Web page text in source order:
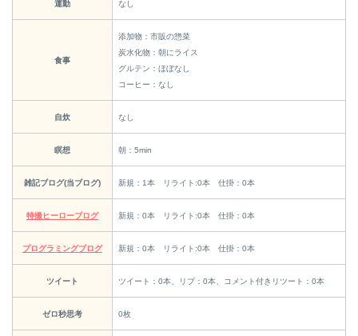
運動 なし
食事
添加物：市販の惣菜
炭水化物：朝にライス
グルテン：ほぼなし
コーヒー：なし
自炊 なし
瞑想 朝：5min
雑記ブログ(当ブログ) 新規：1本 リライト:0本 仕掛：0本
特撮ヒーローブログ 新規：0本 リライト:0本 仕掛：0本
プログラミングブログ 新規：0本 リライト:0本 仕掛：0本
ツイート ツイート：0本、リプ：0本、コメント付きリツート：0本
ゼロ秒思考 0枚